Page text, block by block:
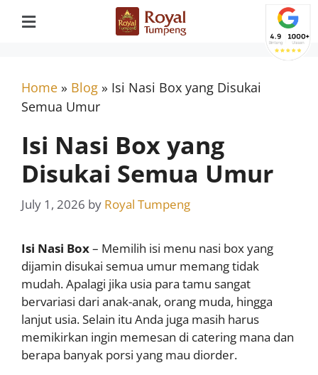
Home » Blog » Isi Nasi Box yang Disukai
Semua Umur
Isi Nasi Box yang
Disukai Semua Umur
July 1, 2026 by Royal Tumpeng
Isi Nasi Box– Memilih isi menu nasi box yang
dijamin disukai semua umur memang tidak
mudah. Apalagi jika usia para tamu sangat
bervariasi dari anak-anak, orang muda, hingga
lanjut usia. Selain itu Anda juga masih harus
memikirkan ingin memesan di catering mana dan
berapa banyak porsi yang mau diorder.